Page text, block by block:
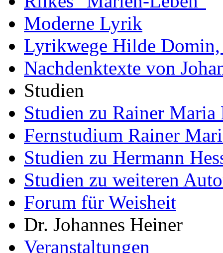
Moderne Lyrik
Lyrikwege Hilde
Nachdenktexte von
Studien
Studien zu Rainer Maria
Fernstudium Rainer
Studien zu Hermann
Studien zu weiteren
Forum für Weisheit
Dr. Johannes Heiner
Veranstaltungen